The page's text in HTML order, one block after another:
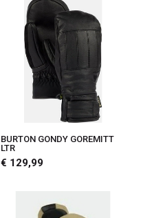
BURTON GONDY GOREMITT
LTR
€ 129,99